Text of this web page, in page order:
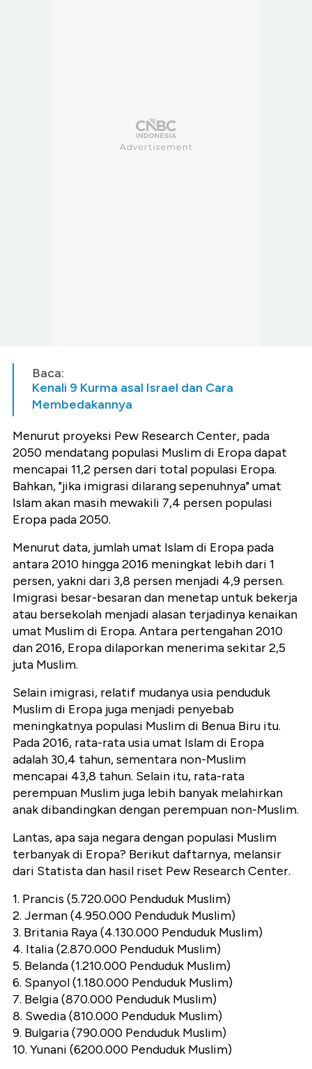
Baca:
Kenali 9 Kurma asal Israel dan Cara
Membedakannya
Menurut proyeksi Pew Research Center, pada
2050 mendatang populasi Muslim di Eropa dapat
mencapai 11,2 persen dari total populasi Eropa.
Bahkan, "jika imigrasi dilarang sepenuhnya" umat
Islam akan masih mewakili 7,4 persen populasi
Eropa pada 2050.
Menurut data, jumlah umat Islam di Eropa pada
antara 2010 hingga 2016 meningkat lebih dari 1
persen, yakni dari 3,8 persen menjadi 4,9 persen.
Imigrasi besar-besaran dan menetap untuk bekerja
atau bersekolah menjadi alasan terjadinya kenaikan
umat Muslim di Eropa. Antara pertengahan 2010
dan 2016, Eropa dilaporkan menerima sekitar 2,5
juta Muslim.
Selain imigrasi, relatif mudanya usia penduduk
Muslim di Eropa juga menjadi penyebab
meningkatnya populasi Muslim di Benua Biru itu.
Pada 2016, rata-rata usia umat Islam di Eropa
adalah 30,4 tahun, sementara non-Muslim
mencapai 43,8 tahun. Selain itu, rata-rata
perempuan Muslim juga lebih banyak melahirkan
anak dibandingkan dengan perempuan non-Muslim.
Lantas, apa saja negara dengan populasi Muslim
terbanyak di Eropa? Berikut daftarnya, melansir
dari Statista dan hasil riset Pew Research Center.
1. Prancis (5.720.000 Penduduk Muslim)
2. Jerman (4.950.000 Penduduk Muslim)
3. Britania Raya (4.130.000 Penduduk Muslim)
4. Italia (2.870.000 Penduduk Muslim)
5. Belanda (1.210.000 Penduduk Muslim)
6. Spanyol (1.180.000 Penduduk Muslim)
7. Belgia (870.000 Penduduk Muslim)
8. Swedia (810.000 Penduduk Muslim)
9. Bulgaria (790.000 Penduduk Muslim)
10. Yunani (6200.000 Penduduk Muslim)